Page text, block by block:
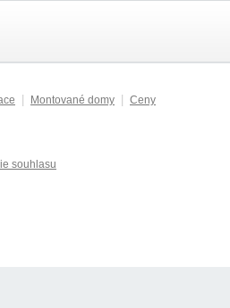
Montované domy Ceny
souhlasu